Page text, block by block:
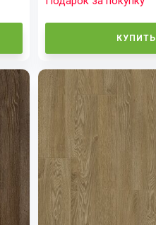
КУПИТЬ